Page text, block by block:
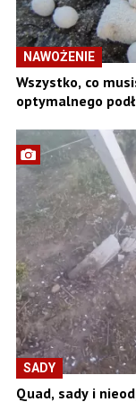
NAWOŻENIE
Wszystko, co
optymalnego
SADY
Quad, sady i